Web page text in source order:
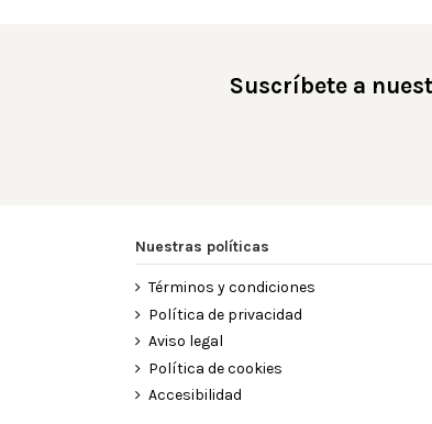
Suscríbete a
Nuestras políticas
Términos y condiciones
Política de privacidad
Aviso legal
Política de cookies
Accesibilidad